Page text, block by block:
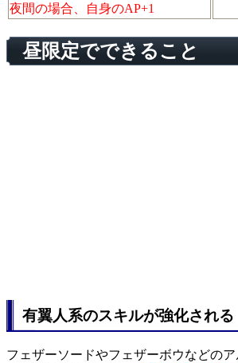
夜間の場合、自身のAP+1
昼限定でできること
有翼人系のスキルが強化される
フェザーソードやフェザーボウなどの